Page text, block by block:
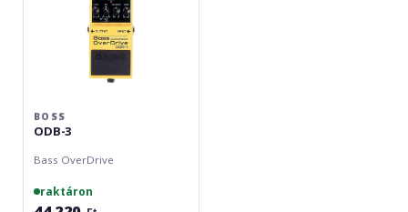
BOSS
ODB-3
Bass OverDrive
raktáron